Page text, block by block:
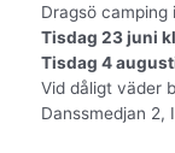
Dragsö camping
Tisdag 23 juni
Tisdag 4
Vid dåligt väder
Danssmedjan 2,